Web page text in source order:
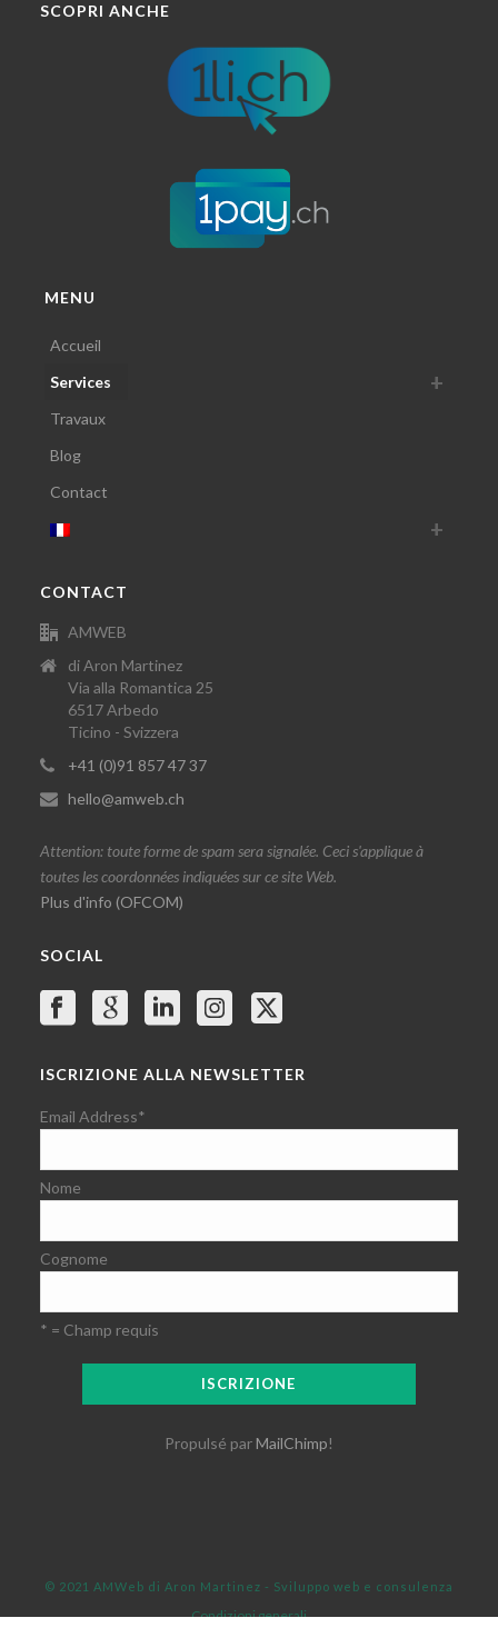
SCOPRI ANCHE
MENU
Accueil
Services
Travaux
Blog
Contact
CONTACT
AMWEB
di Aron Martinez
Via alla Romantica 25
6517 Arbedo
Ticino - Svizzera
+41 (0)91 857 47 37
hello@amweb.ch
Attention: toute forme de spam sera signalée. Ceci s'applique à
toutes les coordonnées indiquées sur ce site Web.
Plus d'info (OFCOM)
SOCIAL
ISCRIZIONE ALLA NEWSLETTER
Email Address*
Nome
Cognome
* = Champ requis
Propulsé parMailChimp!
© 2021 AMWeb di Aron Martinez - Sviluppo web e consulenza
Condizioni generali